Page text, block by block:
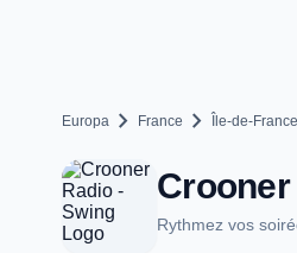
Europa chevron_right France chevron_right Île-de-France
Crooner
Rythmez vos